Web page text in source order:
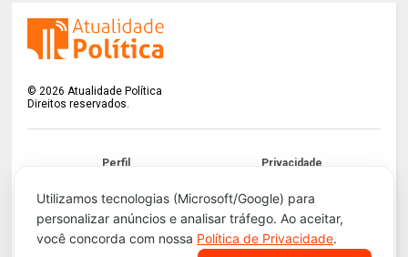
Utilizamos tecnologias (Microsoft/Google) para
personalizar anúncios e analisar tráfego. Ao aceitar,
você concorda com nossa Política de Privacidade.
©2026 Atualidade Política
Direitos reservados.
Perfil Privacidade
Termos LGPD
Contato Apoie!